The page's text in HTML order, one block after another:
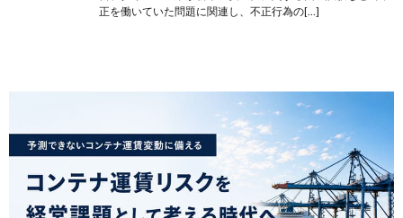
正を働いていた問題に関連し、不正行為の[…]